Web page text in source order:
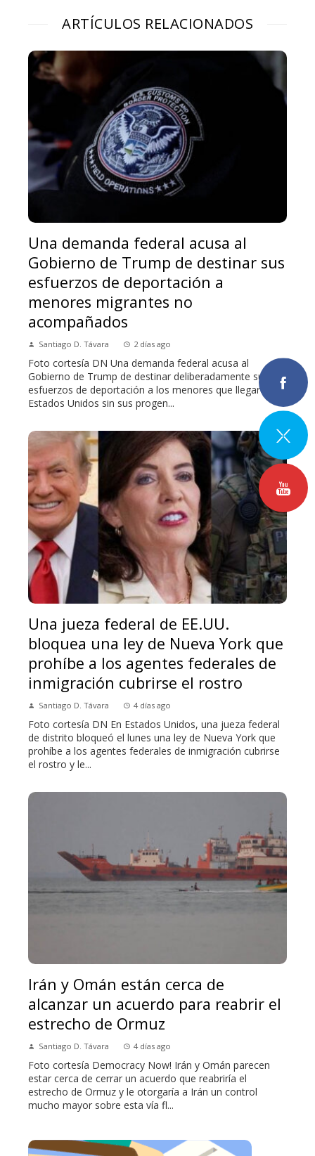
ARTÍCULOS RELACIONADOS
Una demanda federal acusa al
Gobierno de Trump de destinar sus
esfuerzos de deportación a
menores migrantes no
acompañados
Santiago D. Távara 2 días ago
Foto cortesía DN Una demanda federal acusa al
Gobierno de Trump de destinar deliberadamente sus
esfuerzos de deportación a los menores que llegaron a
Estados Unidos sin sus progen...
Una jueza federal de EE.UU.
bloquea una ley de Nueva York que
prohíbe a los agentes federales de
inmigración cubrirse el rostro
Santiago D. Távara 4 días ago
Foto cortesía DN En Estados Unidos, una jueza federal
de distrito bloqueó el lunes una ley de Nueva York que
prohíbe a los agentes federales de inmigración cubrirse
el rostro y le...
Irán y Omán están cerca de
alcanzar un acuerdo para reabrir el
estrecho de Ormuz
Santiago D. Távara 4 días ago
Foto cortesía Democracy Now! Irán y Omán parecen
estar cerca de cerrar un acuerdo que reabriría el
estrecho de Ormuz y le otorgaría a Irán un control
mucho mayor sobre esta vía fl...